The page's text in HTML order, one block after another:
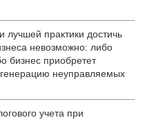
лучшей практики достичь
невозможно: либо
бизнес приобретет
неуправляемых
учета при